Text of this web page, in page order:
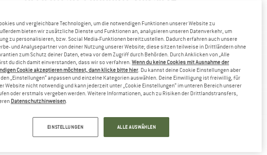
und vergleichbare Technologien, um die notwendigen Funktionen unserer Website zu
bieten wir zusätzliche Dienste und Funktionen an, analysieren unseren Datenverkehr, um
zu personalisieren, bzw. Social Media-Funktionen bereitzustellen. Dadurch erfahren auch unsere
und Analysepartner von deiner Nutzung unserer Website; diese sitzen teilweise in Drittländern ohne
zum Schutz deiner Daten, etwa vor dem Zugriff durch Behörden. Durch Anklicken von „Alle
du dich damit einverstanden, dass wir so verfahren. Wenn du keine Cookies mit Ausnahme der
Cookie akzeptieren möchtest, dann klicke bitte hier. Du kannst deine Cookie Einstellungen aber
„Einstellungen“ anpassen und einzelne Kategorien auswählen. Deine Einwilligung ist freiwillig, für
Website nicht notwendig und kann jederzeit unter „Cookie Einstellungen“ im unteren Bereich unserer
oder erstmals vergeben werden. Weitere Informationen, auch zu Risiken der Drittlandstransfers,
Datenschutzhinweisen.
EINSTELLUNGEN ALLE AUSWÄHLEN